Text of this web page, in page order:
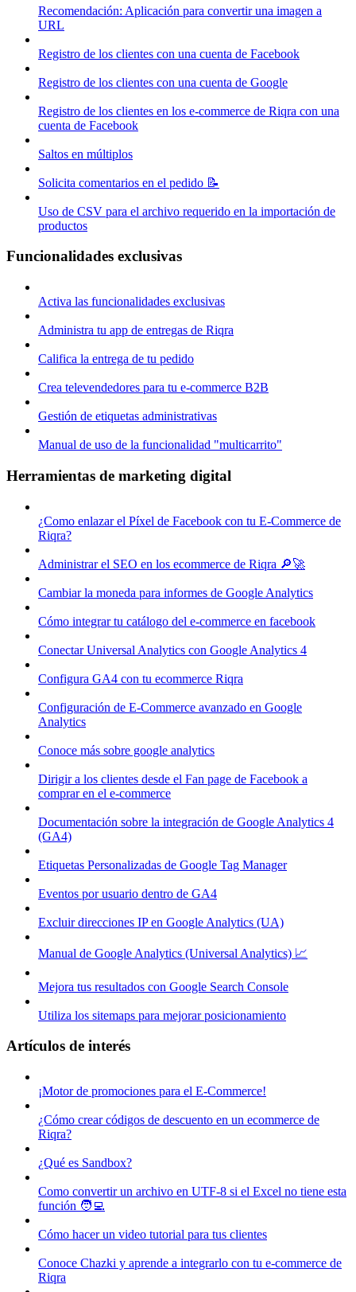
Recomendación: Aplicación para convertir una imagen a
URL
Registro de los clientes con una cuenta de Facebook
Registro de los clientes con una cuenta de Google
Registro de los clientes en los e-commerce de Riqra con una
cuenta de Facebook
Saltos en múltiplos
Solicita comentarios en el pedido 📝
Uso de CSV para el archivo requerido en la importación de
productos
Funcionalidades exclusivas
Activa las funcionalidades exclusivas
Administra tu app de entregas de Riqra
Califica la entrega de tu pedido
Crea televendedores para tu e-commerce B2B
Gestión de etiquetas administrativas
Manual de uso de la funcionalidad "multicarrito"
Herramientas de marketing digital
¿Como enlazar el Píxel de Facebook con tu E-Commerce de
Riqra?
Administrar el SEO en los ecommerce de Riqra 🔎🚀
Cambiar la moneda para informes de Google Analytics
Cómo integrar tu catálogo del e-commerce en facebook
Conectar Universal Analytics con Google Analytics 4
Configura GA4 con tu ecommerce Riqra
Configuración de E-Commerce avanzado en Google
Analytics
Conoce más sobre google analytics
Dirigir a los clientes desde el Fan page de Facebook a
comprar en el e-commerce
Documentación sobre la integración de Google Analytics 4
(GA4)
Etiquetas Personalizadas de Google Tag Manager
Eventos por usuario dentro de GA4
Excluir direcciones IP en Google Analytics (UA)
Manual de Google Analytics (Universal Analytics) 📈
Mejora tus resultados con Google Search Console
Utiliza los sitemaps para mejorar posicionamiento
Artículos de interés
¡Motor de promociones para el E-Commerce!
¿Cómo crear códigos de descuento en un ecommerce de
Riqra?
¿Qué es Sandbox?
Como convertir un archivo en UTF-8 si el Excel no tiene esta
función 🧑‍💻
Cómo hacer un video tutorial para tus clientes
Conoce Chazki y aprende a integrarlo con tu e-commerce de
Riqra